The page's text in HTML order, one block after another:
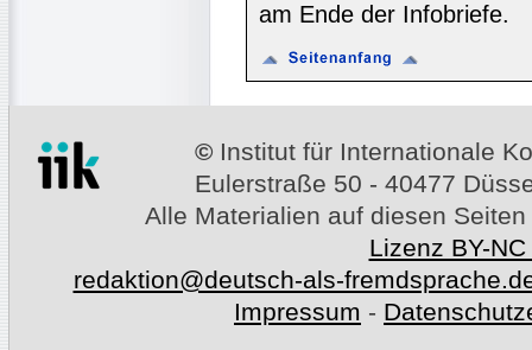
am Ende der Infobriefe.
© Institut für Internationale
Eulerstraße 50 - 40477
Alle Materialien auf diesen
Lizenz BY-
redaktion@deutsch-als-
Impressum -